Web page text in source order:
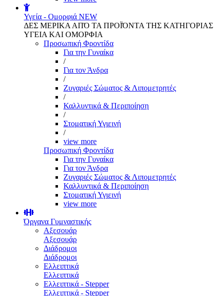
Υγεία - Ομορφιά NEW
ΔΕΣ ΜΕΡΙΚΑ ΑΠΌ ΤΑ ΠΡΟΪΌΝΤΑ ΤΗΣ ΚΑΤΗΓΟΡΙΑΣ
ΥΓΕΙΑ ΚΑΙ ΟΜΟΡΦΙΑ
Προσωπική Φροντίδα
Για την Γυναίκα
/
Για τον Άνδρα
/
Ζυγαριές Σώματος & Λιπομετρητές
/
Καλλυντικά & Περιποίηση
/
Στοματική Υγιεινή
/
view more
Προσωπική Φροντίδα
Για την Γυναίκα
Για τον Άνδρα
Ζυγαριές Σώματος & Λιπομετρητές
Καλλυντικά & Περιποίηση
Στοματική Υγιεινή
view more
Όργανα Γυμναστικής
Αξεσουάρ
Αξεσουάρ
Διάδρομοι
Διάδρομοι
Ελλειπτικά
Ελλειπτικά
Ελλειπτικά - Stepper
Ελλειπτικά - Stepper